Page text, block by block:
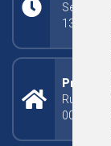
Segunda
Rua Silva
000